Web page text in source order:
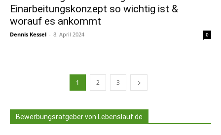
Einarbeitungskonzept so wichtig ist &
worauf es ankommt
Dennis Kessel - 8. April 2024 0
1 2 3
Bewerbungsratgeber von Lebenslauf.de